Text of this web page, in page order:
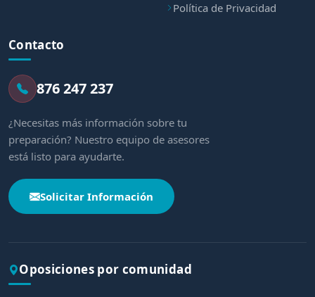
Política de Privacidad
Contacto
876 247 237
¿Necesitas más información sobre tu
preparación? Nuestro equipo de asesores
está listo para ayudarte.
Solicitar Información
Oposiciones por comunidad